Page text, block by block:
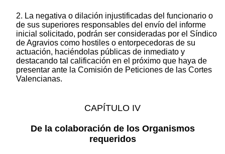
2. La negativa o dilación injustificadas del funcionario o
de sus superiores responsables del envío del informe
inicial solicitado, podrán ser consideradas por el Síndico
de Agravios como hostiles o entorpecedoras de su
actuación, haciéndolas públicas de inmediato y
destacando tal calificación en el próximo que haya de
presentar ante la Comisión de Peticiones de las Cortes
Valencianas.
CAPÍTULO IV
De la colaboración de los Organismos
requeridos